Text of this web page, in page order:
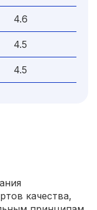
4.6
4.5
4.5
качества,